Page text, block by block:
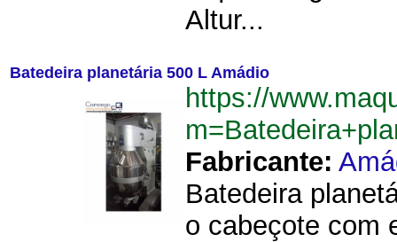
Altur...
Batedeira planetária 500 L Amádio
https://
Fabricante:
Batedeira
o cabeçote com